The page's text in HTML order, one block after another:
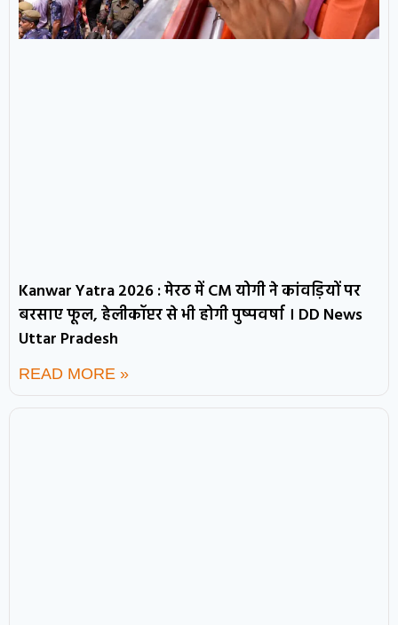
Kanwar Yatra 2026 : मेरठ में CM योगी ने कांवड़ियों पर
बरसाए फूल, हेलीकॉप्टर से भी होगी पुष्पवर्षा । DD News
Uttar Pradesh
READ MORE »